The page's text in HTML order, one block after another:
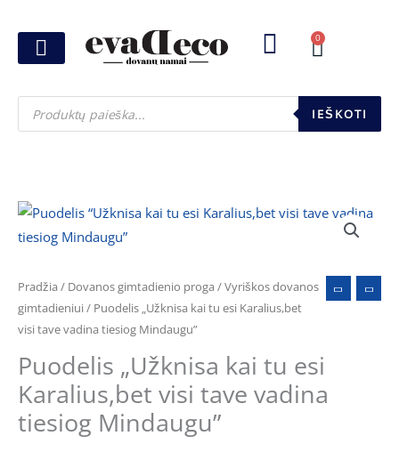
prie
turinio
0
Cart
Products
search IEŠKOTI
Pradžia / Dovanos gimtadienio proga /Vyriškos dovanos
gimtadieniui/ Puodelis „Užknisa kai tu esi Karalius,bet
visi tave vadina tiesiog Mindaugu”
Puodelis „Užknisa kai tu esi
Karalius,bet visi tave vadina
tiesiog Mindaugu”
produkto
kiekis:
"Užknisa
kai
tu
esi
Karalius,bet
visi
tave